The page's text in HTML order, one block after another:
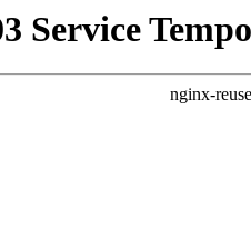
Service
nginx-